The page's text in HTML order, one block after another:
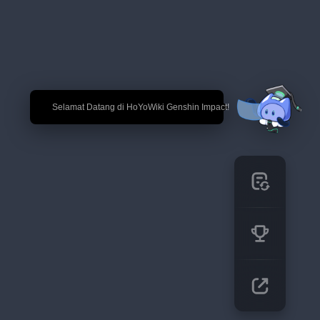
🎉 Selamat Datang di HoYoWiki Genshin Impact!